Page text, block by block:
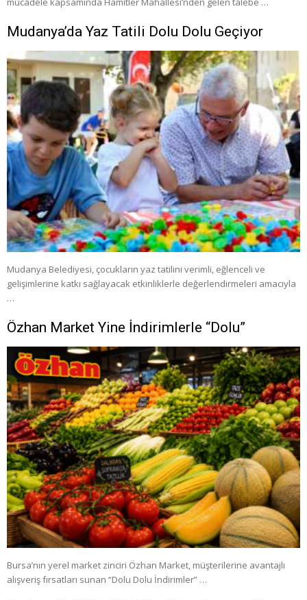
Mudanya’da Yaz Tatili Dolu Dolu Geçiyor
Mudanya Belediyesi, çocukların yaz tatilini verimli, eğlenceli ve
gelişimlerine katkı sağlayacak etkinliklerle değerlendirmeleri amacıyla
…
Özhan Market Yine İndirimlerle “Dolu”
Bursa’nın yerel market zinciri Özhan Market, müşterilerine avantajlı
alışveriş fırsatları sunan “Dolu Dolu İndirimler” …